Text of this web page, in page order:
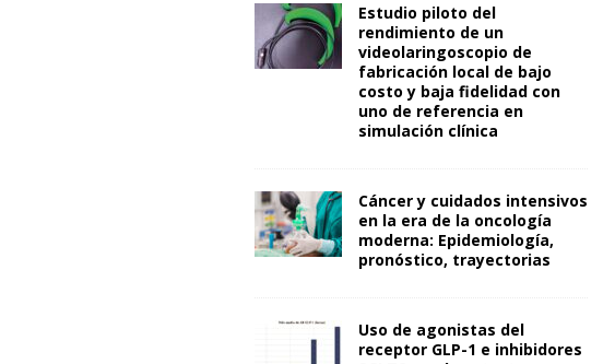
Estudio piloto del
rendimiento de un
videolaringoscopio de
fabricación local de bajo
costo y baja fidelidad con
uno de referencia en
simulación clínica
Cáncer y cuidados intensivos
en la era de la oncología
moderna: Epidemiología,
pronóstico, trayectorias
Uso de agonistas del
receptor GLP-1 e inhibidores